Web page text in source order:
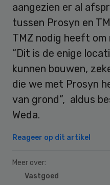
aangezien er al
tussen Prosyn en
TMZ nodig heeft
“Dit is de enige
kunnen bouwen,
die we met Prosyn
van grond”, aldus
Weda.
Reageer op dit artikel
Meer over:
Vastgoed